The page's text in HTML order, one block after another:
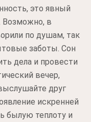
это явный
Возможно, в
по душам, так
заботы. Сон
дела и провести
вечер,
друг
искренней
былую теплоту и